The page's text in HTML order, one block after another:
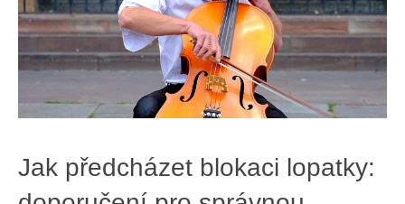
Jak předcházet blokaci lopatky: